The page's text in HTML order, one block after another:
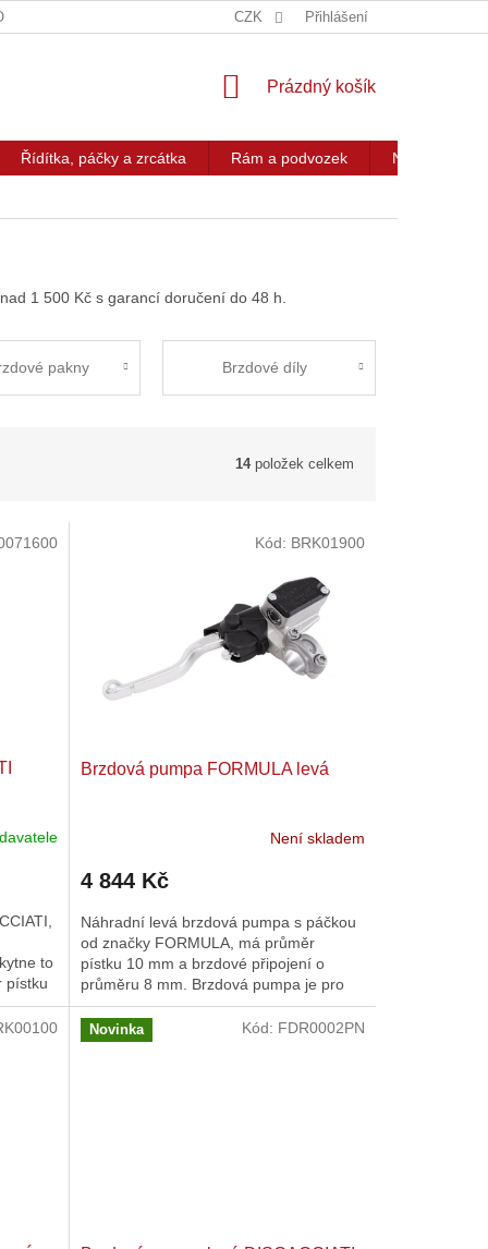
CZK Přihlášení
NÁKUPNÍ
Prázdný košík
Řídítka, páčky a zrcátka Rám a podvozek Nářadí a
1 500 Kč s garancí doručení do 48 h.
pakny Brzdové díly
14položek celkem
to
pístku
Brzdová pumpa FORMULA levá
Není skladem
4 844 Kč
Náhradní levá brzdová pumpa s páčkou
od značky FORMULA, má průměr
pístku 10 mm a brzdové připojení o
průměru 8 mm. Brzdová pumpa je pro
22 mm řidítka a je nastavitelná....
Kód: BRK01900
Novinka Kód: FDR0002PN